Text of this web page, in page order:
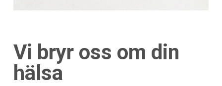
Vi bryr oss om din
hälsa